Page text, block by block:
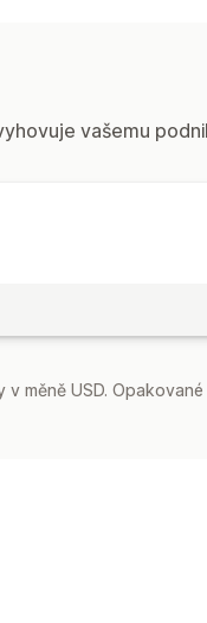
vašemu
měně USD.